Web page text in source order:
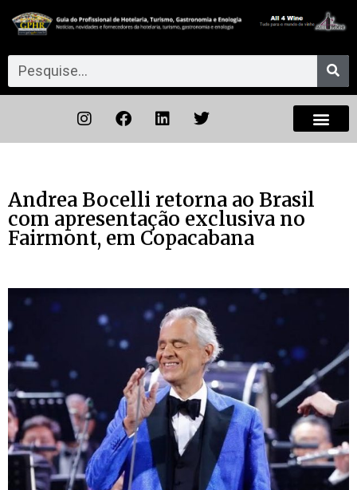
Andrea Bocelli retorna ao Brasil
com apresentação exclusiva no
Fairmont, em Copacabana